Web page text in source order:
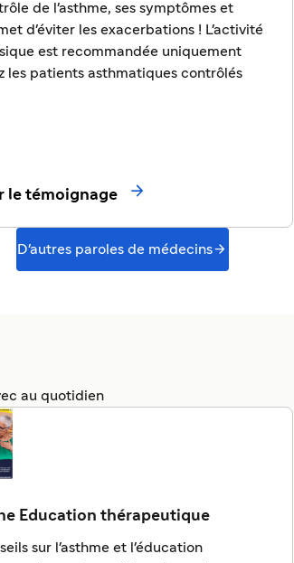
de l'asthme, ses symptômes et
d'éviter les exacerbations ! L'activité
est recommandée uniquement
les patients asthmatiques contrôlés
le témoignage 
D'autres paroles de médecins
au quotidien
Education thérapeutique
sur l'asthme et l'éducation